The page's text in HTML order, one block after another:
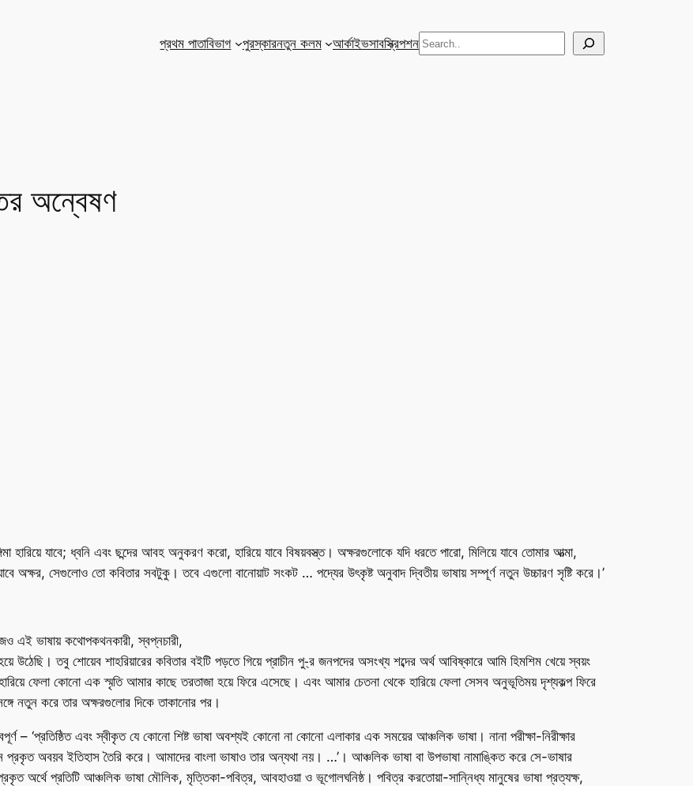
প্রথম পাতাবিভাগ পুরস্কারনতুন কলম আর্কাইভসাবস্ক্রিপশনSearch
অন্বেষণ
হারিয়ে যাবে; ধ্বনি এবং ছন্দের আবহ অনুকরণ করো, হারিয়ে যাবে বিষয়বস্ত্ত। অক্ষরগুলোকে যদি ধরতে পারো, মিলিয়ে যাবে তোমার আত্মা,
অক্ষর, সেগুলোও তো কবিতার সবটুকু। তবে এগুলো বানোয়াট সংকট … পদ্যের উৎকৃষ্ট অনুবাদ দ্বিতীয় ভাষায় সম্পূর্ণ নতুন উচ্চারণ সৃষ্টি করে।’
এই ভাষায় কথোপকথনকারী, স্বপ্নচারী,
উঠেছি। তবু শোয়েব শাহরিয়ারের কবিতার বইটি পড়তে গিয়ে প্রাচীন পু-্র জনপদের অসংখ্য শব্দের অর্থ আবিষ্কারে আমি হিমশিম খেয়ে স্বয়ং
ফেলা কোনো এক স্মৃতি আমার কাছে তরতাজা হয়ে ফিরে এসেছে। এবং আমার চেতনা থেকে হারিয়ে ফেলা সেসব অনুভূতিময় দৃশ্যকল্প ফিরে
নতুন করে তার অক্ষরগুলোর দিকে তাকানোর পর।
– ‘প্রতিষ্ঠিত এবং স্বীকৃত যে কোনো শিষ্ট ভাষা অবশ্যই কোনো না কোনো এলাকার এক সময়ের আঞ্চলিক ভাষা। নানা পরীক্ষা-নিরীক্ষার
প্রকৃত অবয়ব ইতিহাস তৈরি করে। আমাদের বাংলা ভাষাও তার অন্যথা নয়। …’। আঞ্চলিক ভাষা বা উপভাষা নামাঙ্কিত করে সে-ভাষার
অর্থে প্রতিটি আঞ্চলিক ভাষা মৌলিক, মৃত্তিকা-পবিত্র, আবহাওয়া ও ভূগোলঘনিষ্ঠ। পবিত্র করতোয়া-সান্নিধ্য মানুষের ভাষা প্রত্যক্ষ,